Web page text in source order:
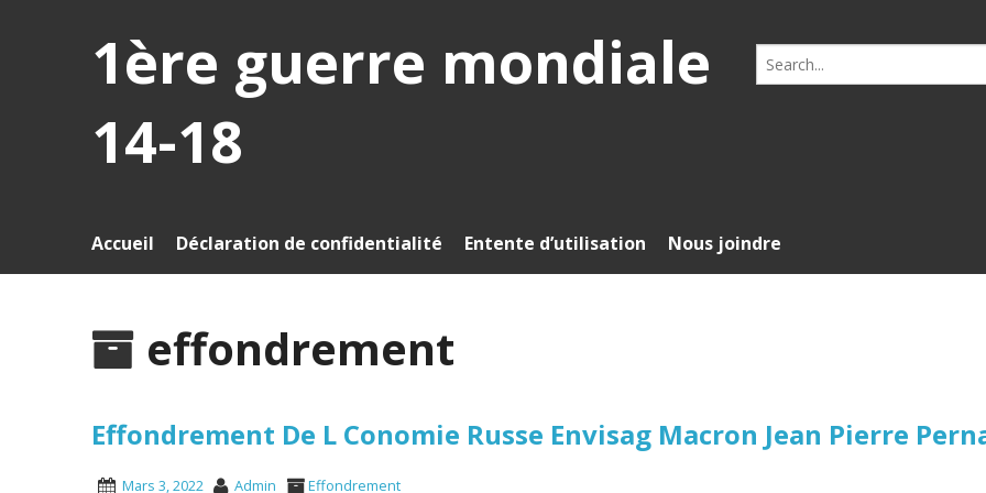
1ère guerre mondiale
14-18
Search
for:
Accueil Déclaration de confidentialité Entente d’utilisation Nous joindre
effondrement
Effondrement De L Conomie Russe Envisag Macron Jean Pierre
Mars 3, 2022 Admin Effondrement